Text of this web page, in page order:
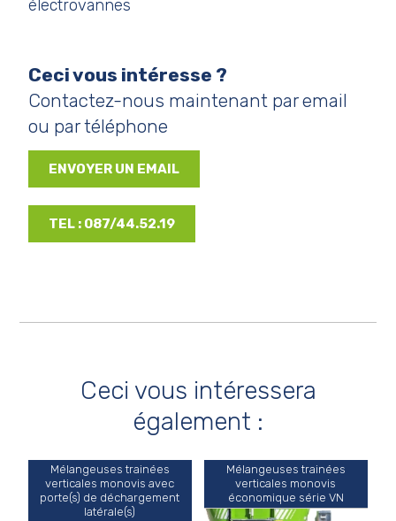
électrovannes
Ceci vous intéresse ?
Contactez-nous maintenant par email
ou par téléphone
ENVOYER UN EMAIL
TEL : 087/44.52.19
Ceci vous intéressera
également :
Mélangeuses trainées
verticales monovis avec
porte(s) de déchargement
latérale(s)
Mélangeuses trainées
verticales monovis
économique série VN